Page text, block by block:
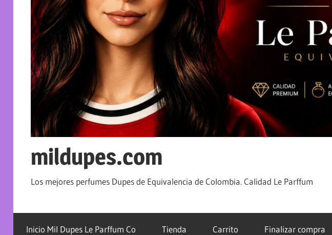
mildupes.com
Los mejores perfumes Dupes de Equivalencia de Colombia. Calidad Le Parffum
Inicio Mil Dupes Le Parffum Co Tienda Carrito Finalizar compra